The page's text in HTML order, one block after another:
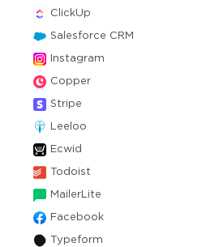
ClickUp
Salesforce CRM
Instagram
Copper
Stripe
Leeloo
Ecwid
Todoist
MailerLite
Facebook
Typeform